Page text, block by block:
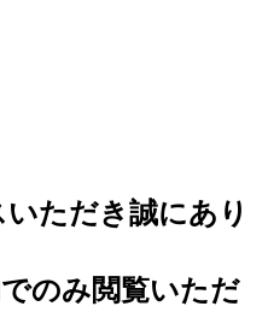
ただき誠にあり
のみ閲覧いただ